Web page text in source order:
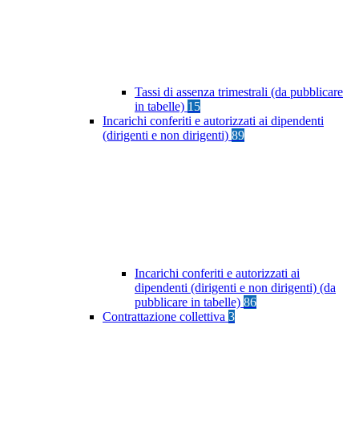
Tassi di assenza trimestrali (da pubblicare
in tabelle) 15
Incarichi conferiti e autorizzati ai dipendenti
(dirigenti e non dirigenti) 89
Incarichi conferiti e autorizzati ai
dipendenti (dirigenti e non dirigenti) (da
pubblicare in tabelle) 86
Contrattazione collettiva 3